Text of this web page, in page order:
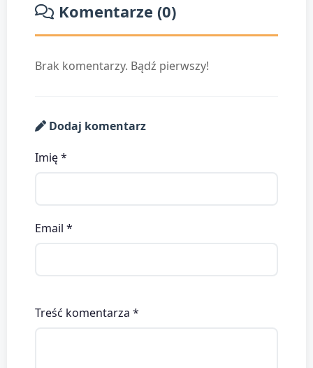
Komentarze (0)
Brak komentarzy. Bądź pierwszy!
Dodaj komentarz
Imię *
Email *
Treść komentarza *